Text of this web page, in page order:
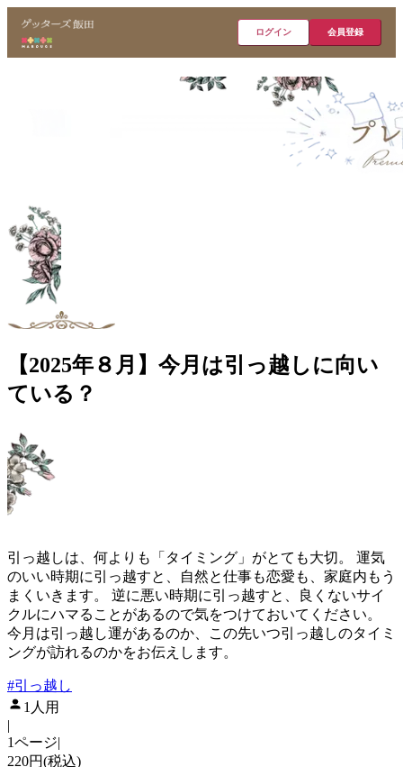
ログイン 会員登録
【2025年８月】今月は引っ越しに向い
ている？
引っ越しは、何よりも「タイミング」がとても大切。 運気
のいい時期に引っ越すと、自然と仕事も恋愛も、家庭内もう
まくいきます。 逆に悪い時期に引っ越すと、良くないサイ
クルにハマることがあるので気をつけておいてください。
今月は引っ越し運があるのか、この先いつ引っ越しのタイミ
ングが訪れるのかをお伝えします。
#引っ越し
1人用
|
1ページ|
220円(税込)